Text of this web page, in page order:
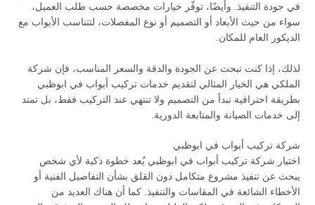
في جودة التنفيذ. وأيضًا، توفّر خيارات مخصصة حسب طلب العميل،
سواء من حيث الأبعاد أو التصميم أو نوع المفصلات، لتتناسب الأبواب مع
الديكور العام للمكان.
لذلك، إذا كنت تبحث عن الجودة والدقة والسعر المناسب، فإن شركة
الملكي هي الخيار المثالي لتقديم خدمات تركيب أبواب في ابوظبي
بطريقة احترافية تبدأ من التصميم ولا تنتهي عند التركيب فقط، بل تمتد
إلى خدمات الصيانة والمتابعة الدورية.
شركة تركيب أبواب في ابوظبي
اختيار شركة تركيب أبواب في ابوظبي يُعد خطوة ذكية لأي شخص
يبحث عن تنفيذ مشروع متكامل دون القلق بشأن التفاصيل الفنية أو
الأخطاء الشائعة في المقاسات والتنفيذ. كما أن هناك العديد من